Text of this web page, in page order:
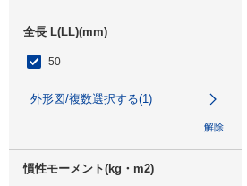
全長 L(LL)(mm)
50
外形図/複数選択する(1)
解除
慣性モーメント(kg・m2)